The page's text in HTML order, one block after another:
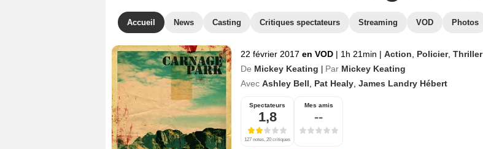
Accueil News Casting Critiques spectateurs Streaming VOD Photos
22 février 2017 en VOD | 1h 21min | Action Policier, Thriller
De Mickey Keating Par Mickey Keating
Avec Ashley Bell Pat Healy James Landry Hébert
Spectateurs
1,8
127 notes, 20 critiques
Mes amis
--